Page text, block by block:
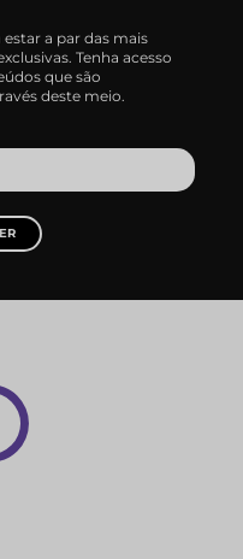
a par das mais
Tenha acesso
que são
deste meio.